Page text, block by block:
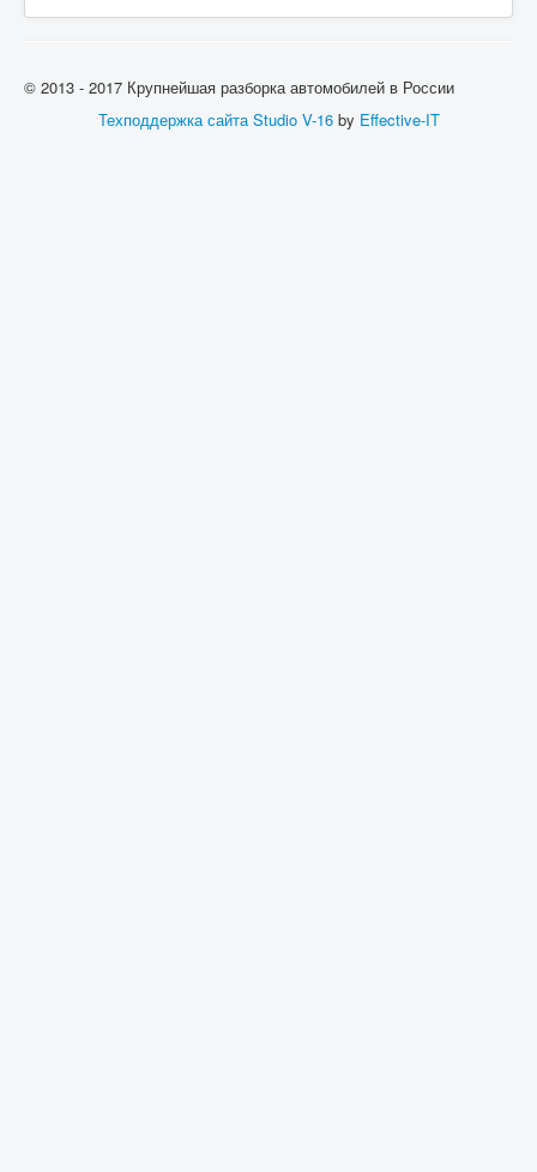
© 2013 - 2017 Крупнейшая разборка автомобилей в России
Техподдержка сайта Studio V-16by Effective-IT